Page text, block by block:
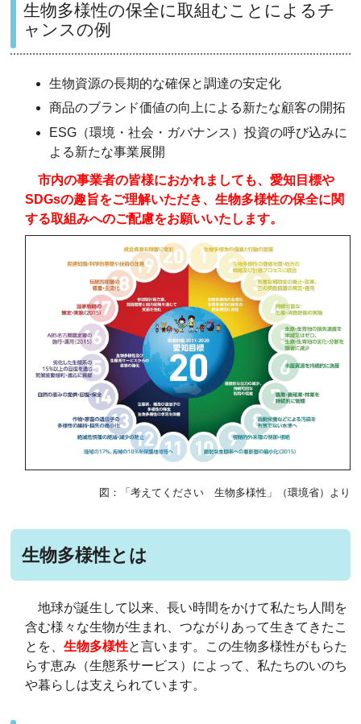
生物多様性の保全に取組むことによるチ
ャンスの例
生物資源の長期的な確保と調達の安定化
商品のブランド価値の向上による新たな顧客の開拓
ESG（環境・社会・ガバナンス）投資の呼び込みに
よる新たな事業展開
市内の事業者の皆様におかれましても、愛知目標や
SDGsの趣旨をご理解いただき、生物多様性の保全に関
する取組みへのご配慮をお願いいたします。
図：「考えてください 生物多様性」（環境省）より
生物多様性とは
地球が誕生して以来、長い時間をかけて私たち人間を
含む様々な生物が生まれ、つながりあって生きてきたこ
とを、生物多様性と言います。この生物多様性がもらた
らす恵み（生態系サービス）によって、私たちのいのち
や暮らしは支えられています。